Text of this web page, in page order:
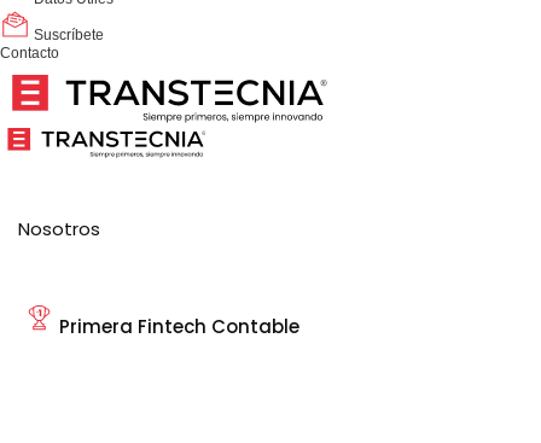
Suscríbete
Contacto
Nosotros
Primera Fintech Contable